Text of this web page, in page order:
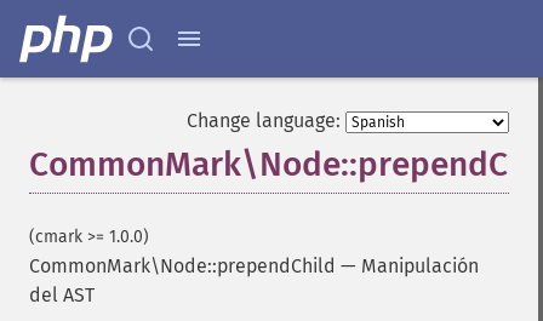
Change language:
(cmark >= 1.0.0)
CommonMark\Node::prependChild — Manipulación
del AST